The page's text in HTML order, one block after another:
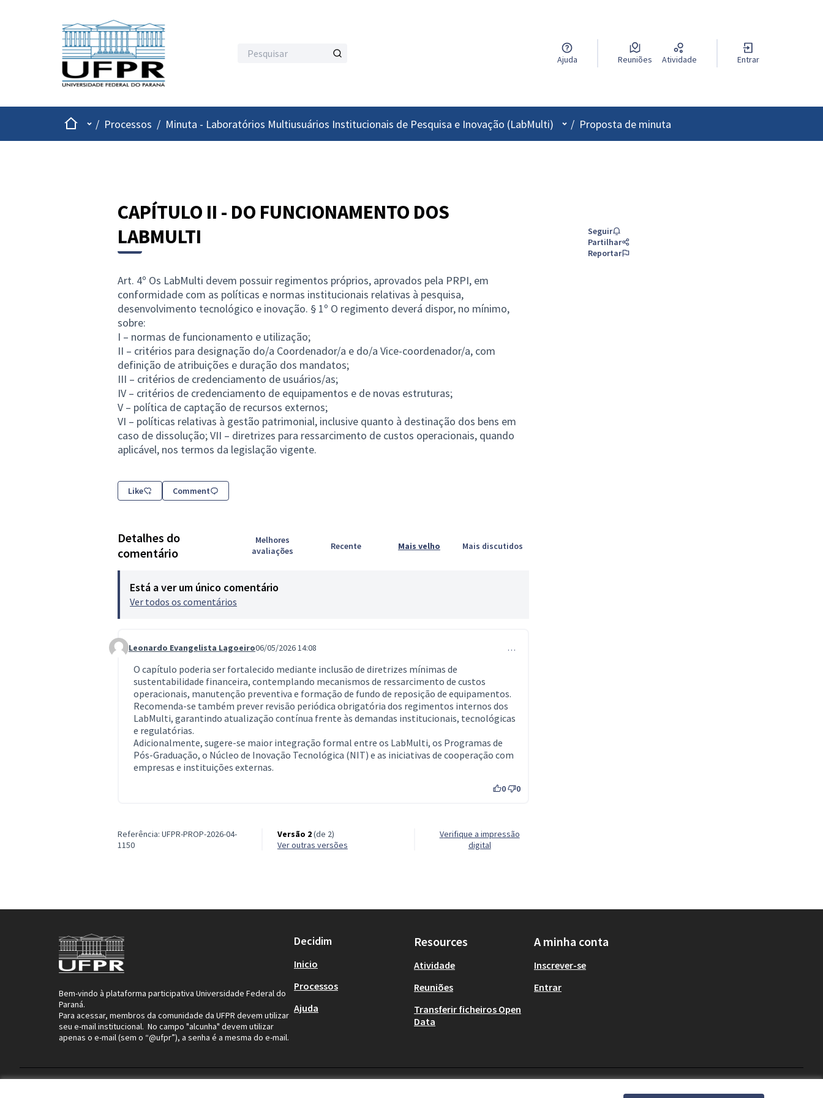
Ajuda Reuniões Atividade Entrar
InicioMenu principal
/ Processos / Minuta - Laboratórios Multiusuários Institucionais de Pesquisa e Inovação (LabMulti) Menu de utilizador
/ Proposta de minuta
CAPÍTULO II - DO FUNCIONAMENTO DOS
LABMULTI
Art. 4º Os LabMulti devem possuir regimentos próprios, aprovados pela PRPI, em
conformidade com as políticas e normas institucionais relativas à pesquisa,
desenvolvimento tecnológico e inovação. § 1º O regimento deverá dispor, no mínimo,
sobre:
I – normas de funcionamento e utilização;
II – critérios para designação do/a Coordenador/a e do/a Vice-coordenador/a, com
definição de atribuições e duração dos mandatos;
III – critérios de credenciamento de usuários/as;
IV – critérios de credenciamento de equipamentos e de novas estruturas;
V – política de captação de recursos externos;
VI – políticas relativas à gestão patrimonial, inclusive quanto à destinação dos bens em
caso de dissolução; VII – diretrizes para ressarcimento de custos operacionais, quando
aplicável, nos termos da legislação vigente.
Like Comment
Seguir
Partilhar
Reportar
Detalhes do
comentário
Melhores
avaliações
Recente Mais velho Mais discutidos
Está a ver um único comentário
Ver todos os comentários
Comment 1461
Leonardo Evangelista Lagoeiro06/05/2026 14:08 …
O capítulo poderia ser fortalecido mediante inclusão de diretrizes mínimas de
sustentabilidade financeira, contemplando mecanismos de ressarcimento de custos
operacionais, manutenção preventiva e formação de fundo de reposição de equipamentos.
Recomenda-se também prever revisão periódica obrigatória dos regimentos internos dos
LabMulti, garantindo atualização contínua frente às demandas institucionais, tecnológicas
e regulatórias.
Adicionalmente, sugere-se maior integração formal entre os LabMulti, os Programas de
Pós-Graduação, o Núcleo de Inovação Tecnológica (NIT) e as iniciativas de cooperação com
empresas e instituições externas.
0 0
Referência: UFPR-PROP-2026-04-
1150
Versão 2(de 2)
ver outras versões
Verifique a impressão
digital
Bem-vindo à plataforma participativa Universidade Federal do
Paraná.
Para acessar, membros da comunidade da UFPR devem utilizar
seu e-mail institucional. No campo "alcunha" devem utilizar
apenas o e-mail (sem o “@ufpr”), a senha é a mesma do e-mail.
Decidim
Inicio
Processos
Ajuda
Resources
Atividade
Reuniões
Transferir ficheiros Open
Data
A minha conta
Inscrever-se
Entrar